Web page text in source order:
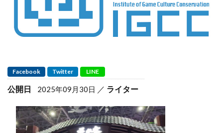
Facebook Twitter LINE
公開日 2025年09月30日 ライター